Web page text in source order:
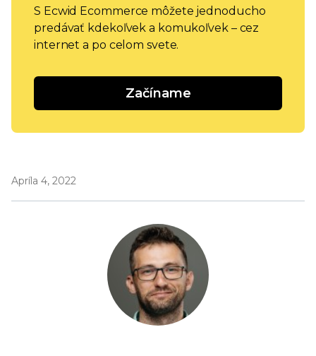
S Ecwid Ecommerce môžete jednoducho
predávať kdekoľvek a komukoľvek – cez
internet a po celom svete.
Začíname
Apríla 4, 2022